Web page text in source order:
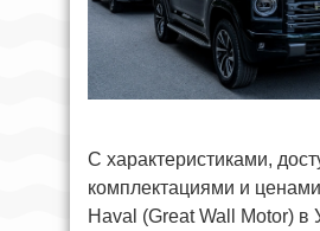
C характеристиками,
комплектациями и
Haval (Great Wall Motor) в